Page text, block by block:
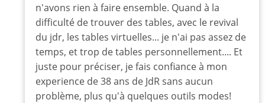
n'avons rien à faire ensemble. Quand à la
difficulté de trouver des tables, avec le revival
du jdr, les tables virtuelles... je n'ai pas assez de
temps, et trop de tables personnellement.... Et
juste pour préciser, je fais confiance à mon
experience de 38 ans de JdR sans aucun
problème, plus qu'à quelques outils modes!